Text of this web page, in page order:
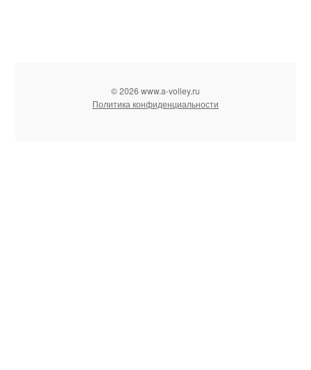
© 2026 www.a-volley.ru
Политика конфиденциальности